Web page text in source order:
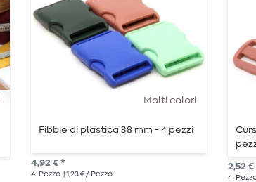
Molti colori
Fibbie di plastica 38 mm - 4 pezzi
4,92 € *
4 Pezzo | 1,23 € / Pezzo
2,52 €
4